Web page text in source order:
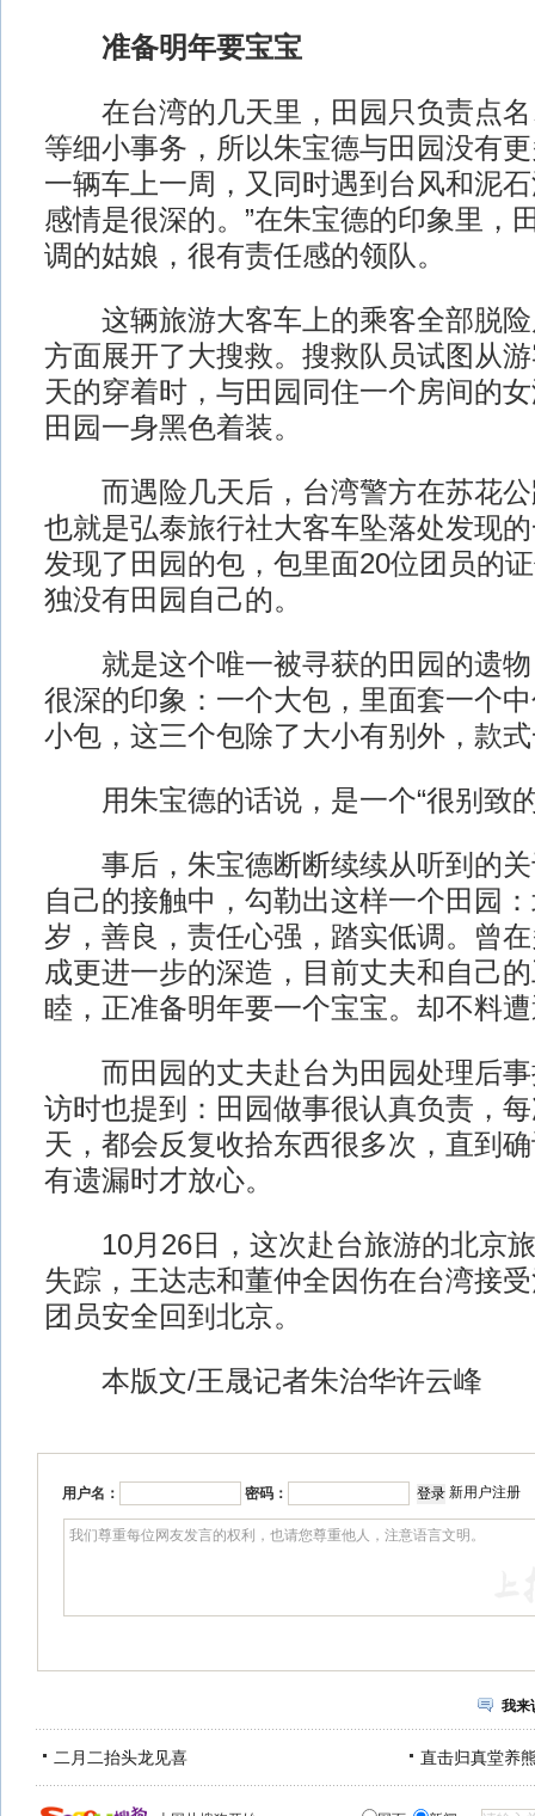
准备明年要宝宝
在台湾的几天里，田园只负责点名
等细小事务，所以朱宝德与田园没有
一辆车上一周，又同时遇到台风和泥
感情是很深的。”在朱宝德的印象里，
调的姑娘，很有责任感的领队。
这辆旅游大客车上的乘客全部脱险
方面展开了大搜救。搜救队员试图从
天的穿着时，与田园同住一个房间的
田园一身黑色着装。
而遇险几天后，台湾警方在苏花公
也就是弘泰旅行社大客车坠落处发现
发现了田园的包，包里面20位团员的
独没有田园自己的。
就是这个唯一被寻获的田园的遗物
很深的印象：一个大包，里面套一个
小包，这三个包除了大小有别外，款
用朱宝德的话说，是一个“很别致
事后，朱宝德断断续续从听到的关
自己的接触中，勾勒出这样一个田园
岁，善良，责任心强，踏实低调。曾
成更进一步的深造，目前丈夫和自己
睦，正准备明年要一个宝宝。却不料
而田园的丈夫赴台为田园处理后事
访时也提到：田园做事很认真负责，
天，都会反复收拾东西很多次，直到
有遗漏时才放心。
10月26日，这次赴台旅游的北京旅
失踪，王达志和董仲全因伤在台湾接
团员安全回到北京。
本版文/王晟记者朱治华许云峰
用户名： 密码： 新用户注册
我来
二月二抬头龙见喜 直击归真堂养